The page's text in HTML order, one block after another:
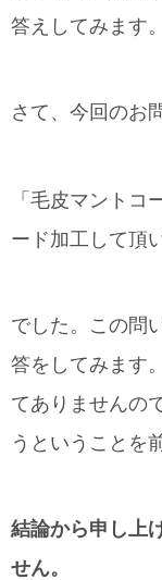
答えしてみます。
さて、今回のお
「毛皮マントコ
ード加工して頂
でした。この問
答をしてみます
てありませんの
うということを
結論から申し上
せん。